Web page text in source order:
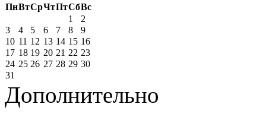
ПнВтСрЧтПтСбВс
1
2
3
4 5 6 7 8
9
10 11 12 13 14 15 16
17 18 19 20 21 22 23
24 25 26 27 28 29 30
31
Дополнительно